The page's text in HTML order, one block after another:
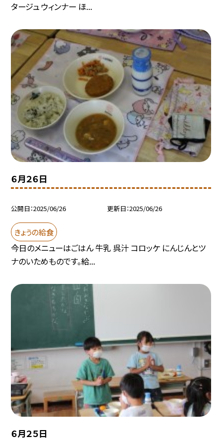
タージュ ウィンナー ほ...
６月２６日
公開日 2025/06/26 更新日 2025/06/26
きょうの給食
今日のメニューはごはん 牛乳 呉汁 コロッケ にんじんとツ
ナのいためものです。給...
６月２５日